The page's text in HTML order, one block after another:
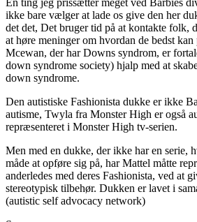
ikke bare vælger at lade os give den her
det det, Det bruger tid på at kontakte folk,
at høre meninger om hvordan de bedst
Mcewan, der har Downs syndrom, er
down syndrome society) hjalp med at
down syndrome.
Den autistiske Fashionista dukke er ikke
autisme, Twyla fra Monster High er også
repræsenteret i Monster High tv-serien.
Men med en dukke, der ikke har en serie,
måde at opføre sig på, har Mattel måtte
anderledes med deres Fashionista, ved at
stereotypisk tilbehør. Dukken er lavet i
(autistic self advocacy network)